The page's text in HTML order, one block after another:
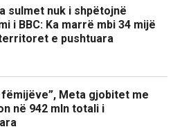
sulmet nuk i shpëtojnë
i BBC: Ka marrë mbi 34 mijë
e pushtuara
Meta gjobitet me
në 942 mln totali i